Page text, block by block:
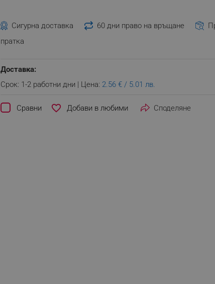
Сигурна доставка 60 дни право на връщане
пратка
Доставка:
Срок: 1-2 работни дни | Цена: 2.56 € / 5.01 лв.
Сравни favorite_border Споделяне